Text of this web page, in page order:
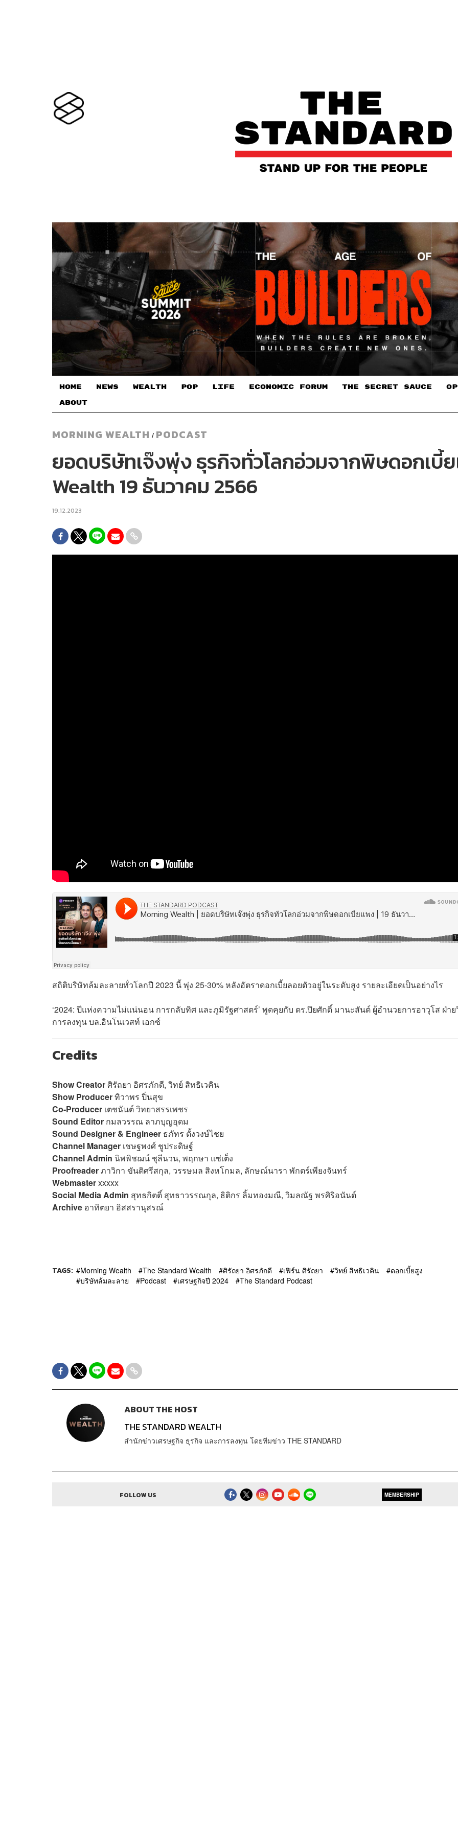
HOME NEWS WEALTH POP LIFE ECONOMIC FORUM THE SECRET SAUCE​
ABOUT
MORNING WEALTH / PODCAST
ยอดบริษัทเจ๊งพุ่ง ธุรกิจทั่วโลกอ่วมจากพิษดอกเบี้
Wealth 19 ธันวาคม 2566
19.12.2023
สถิติบริษัทล้มละลายทั่วโลกปี 2023 นี้ พุ่ง 25-30% หลังอัตราดอกเบี้ยลอยตัวอยู่ในระดับสูง รายละเอียดเป็นอย่างไร
‘2024: ปีแห่งความไม่แน่นอน การกลับทิศ และภูมิรัฐศาสตร์’ พูดคุยกับ ดร.ปิยศักดิ์ มานะสันต์ ผู้อำนวยการอาวุโส ฝ่าย
การลงทุน บล.อินโนเวสท์ เอกซ์
Credits
Show Creatorศิรัถยา อิศรภักดี, วิทย์ สิทธิเวคิน
Show Producerทิวาพร ปิ่นสุข
Co-Producer เตชนันต์ วิทยาสรรเพชร
Sound Editor กมลวรรณ ลาภบุญอุดม
Sound Designer & Engineer ธภัทร ตั้งวงษ์ไชย
Channel Manager เชษฐพงศ์ ชูประดิษฐ์
Channel Admin นิพพิชฌน์ ชุลีนวน, พฤกษา แซ่เต็ง
Proofreaderภาวิกา ขันติศรีสกุล, วรรษมล สิงหโกมล, ลักษณ์นารา พักตร์เพียงจันทร์
Webmasterxxxxx
Social Media Admin สุทธกิตติ์​ สุทธาวรรณกุล, ธิติกร ลิ้มทองมณี, วิมลณัฐ พรศิริอนันต์
Archive อาทิตยา อิสสรานุสรณ์
TAGS: Morning Wealth The Standard Wealth ศิรัถยา อิศรภักดี เฟิร์น ศิรัถยา วิทย์ สิทธิเวคิน
ดอกเบี้ยสูง
บริษัทล้มละลาย
Podcast เศรษฐกิจปี 2024 The Standard Podcast
ABOUT THE HOST
THE STANDARD WEALTH
สำนักข่าวเศรษฐกิจ ธุรกิจ และการลงทุน โดยทีมข่าว THE STANDARD
FOLLOW US MEMBERSHIP